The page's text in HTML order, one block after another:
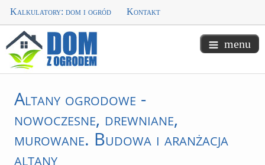
Kalkulatory: dom i ogród Kontakt
menu
Altany ogrodowe -
nowoczesne, drewniane,
murowane. Budowa i aranżacja
altany